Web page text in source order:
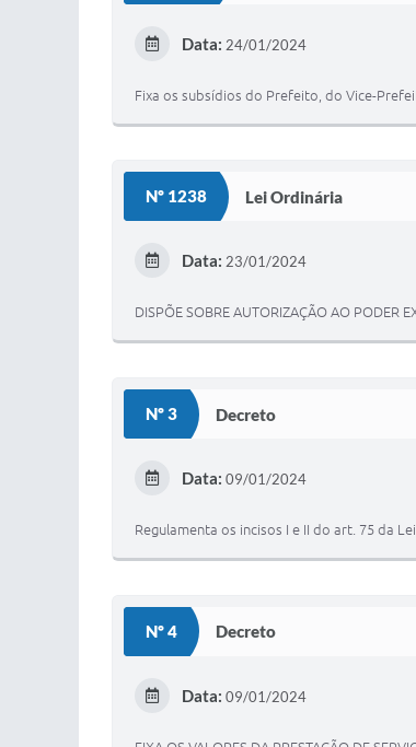
Data: 24/01/2024
Fixa os subsídios do Prefeito, do Vice-
Nº 1238 Lei Ordinária
Data: 23/01/2024
DISPÕE SOBRE AUTORIZAÇÃO AO PODER
Nº 3 Decreto
Data: 09/01/2024
Regulamenta os incisos I e II do art. 75 da
Nº 4 Decreto
Data: 09/01/2024